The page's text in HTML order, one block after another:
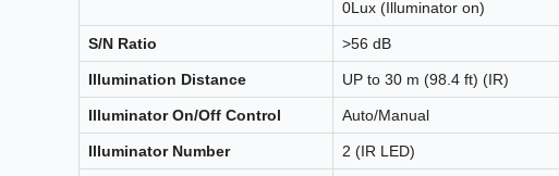
0Lux (Illuminator on)
S/N Ratio >56 dB
Illumination Distance UP to 30 m (98.4 ft) (IR)
Illuminator On/Off Control Auto/Manual
Illuminator Number 2 (IR LED)